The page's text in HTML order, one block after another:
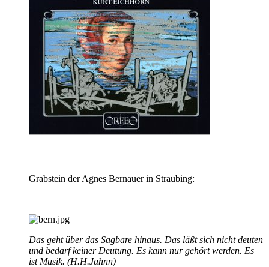
Grabstein der Agnes Bernauer in Straubing:
Das geht über das Sagbare hinaus. Das läßt sich nicht deuten
und bedarf keiner Deutung. Es kann nur gehört werden. Es
ist Musik. (H.H.Jahnn)